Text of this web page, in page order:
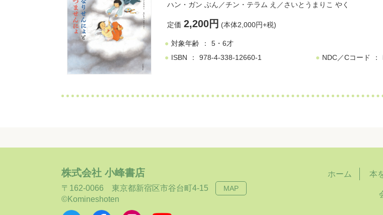
ハン・ガン ぶん／チン・テラム え／さいとうまりこ やく
定価 2,200円 (本体2,000円+税)
対象年齢
5・6才
ISBN
978-4-338-12660-1 NDC／Cコード
株式会社 小峰書店
〒162-0066 東京都新宿区市谷台町4-15 MAP
©Komineshoten
ホーム 本